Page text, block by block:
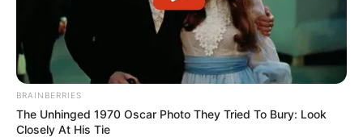
Umkreissuche Tourismus Köln
Museen in und um Köln
Kinderausflugsziele für Köln
Kindergeburtstag feiern
Schlösser und Burgen in und um Köln
BRAINBERRIES
The Unhinged 1970 Oscar Photo They Tried To Bury: Look
Closely At His Tie